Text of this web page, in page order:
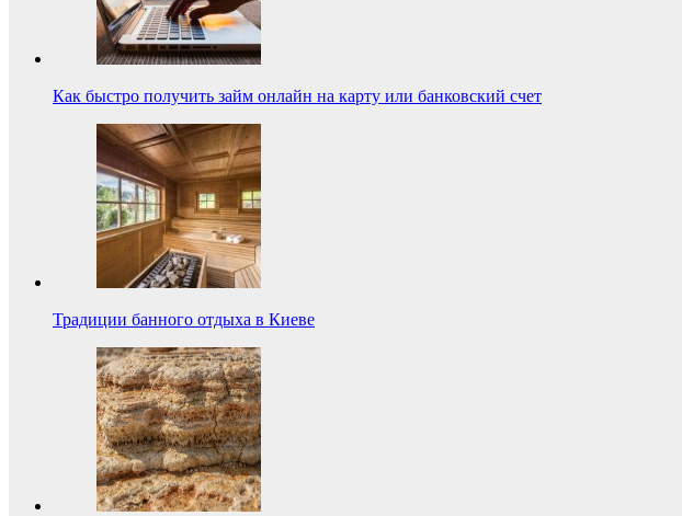
Как быстро получить займ онлайн на карту или банковский счет
Традиции банного отдыха в Киеве